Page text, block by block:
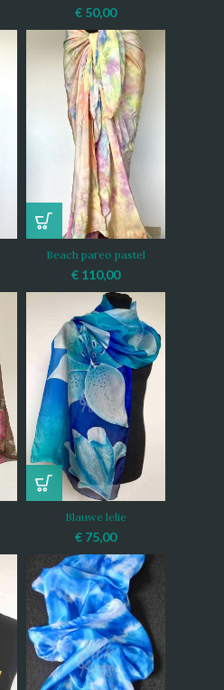
€ 50,00
Beach pareo pastel
€ 110,00
Blauwe lelie
€ 75,00